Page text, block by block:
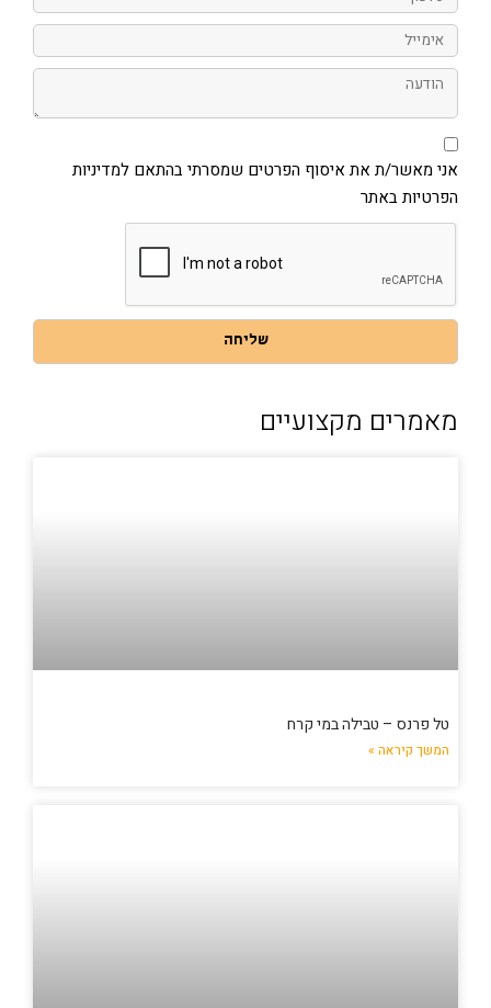
אימייל
הודעה
אני
מאשר/ת
את
הפרטים
שמסרתי
באתר
אני מאשר/ת את איסוף הפרטים שמסרתי בהתאם למדיניות
הפרטיות באתר
שליחה
מאמרים מקצועיים
טל פרנס – טבילה במי קרח
המשך קיראה »